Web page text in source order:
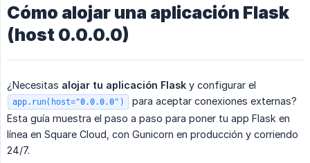
Cómo alojar una aplicación Flask
(host 0.0.0.0)
¿Necesitas alojar tu aplicación Flask y configurar el
app.run(host="0.0.0.0")
para aceptar conexiones externas?
Esta guía muestra el paso a paso para poner tu app Flask en
línea en Square Cloud, con Gunicorn en producción y corriendo
24/7.